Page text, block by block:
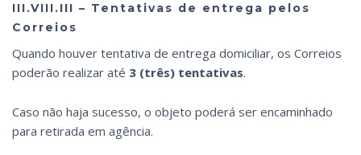
III.VIII.III – Tentativas de entrega pelos
Correios
Quando houver tentativa de entrega domiciliar, os Correios
poderão realizar até 3 (três) tentativas.
Caso não haja sucesso, o objeto poderá ser encaminhado
para retirada em agência.